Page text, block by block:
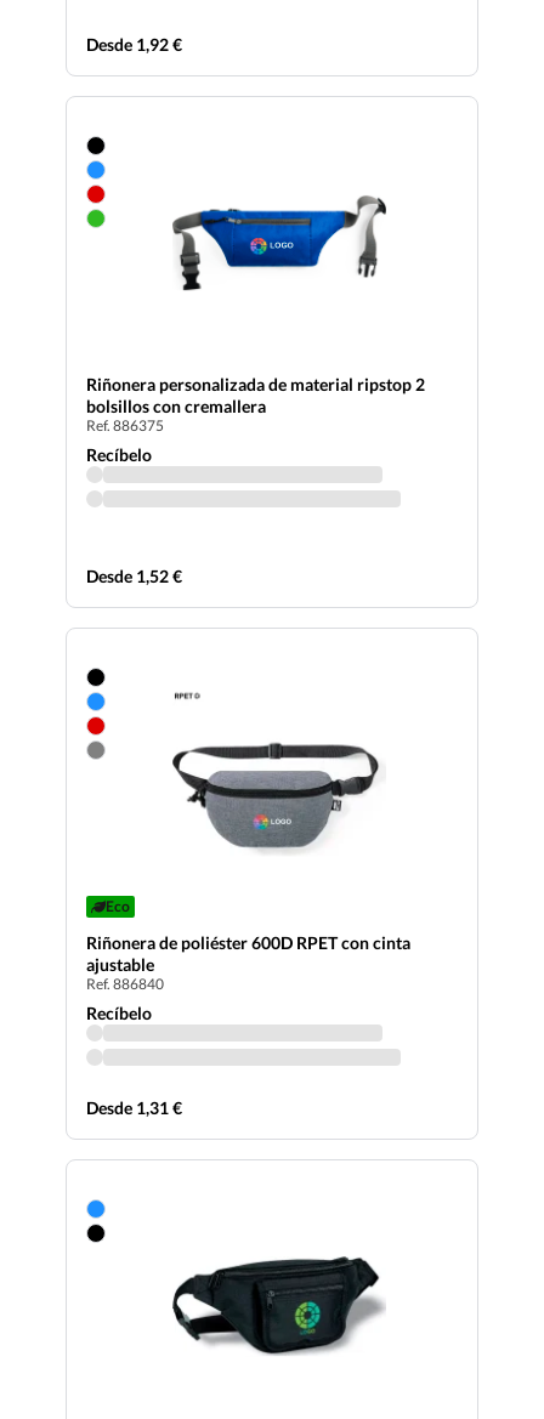
Desde 1,92 €
Riñonera personalizada de material ripstop 2
bolsillos con cremallera
Ref. 886375
Recíbelo
Desde 1,52 €
Eco
Riñonera de poliéster 600D RPET con cinta
ajustable
Ref. 886840
Recíbelo
Desde 1,31 €